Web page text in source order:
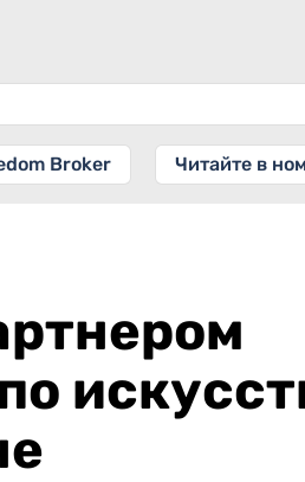
Broker Читайте в